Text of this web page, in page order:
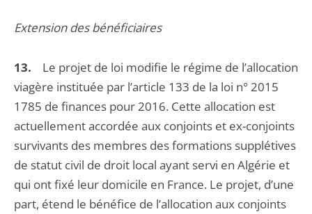
Extension des bénéficiaires
13. Le projet de loi modifie le régime de l’allocation
viagère instituée par l’article 133 de la loi n° 2015
1785 de finances pour 2016. Cette allocation est
actuellement accordée aux conjoints et ex-conjoints
survivants des membres des formations supplétives
de statut civil de droit local ayant servi en Algérie et
qui ont fixé leur domicile en France. Le projet, d’une
part, étend le bénéfice de l’allocation aux conjoints